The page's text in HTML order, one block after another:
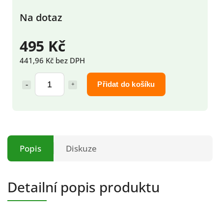
495 Kč
441,96 Kč bez DPH
Přidat do košíku
Na dotaz
Popis Diskuze
Detailní popis produktu